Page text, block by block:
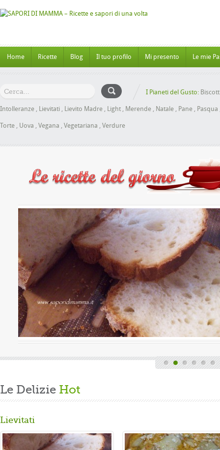
Home Ricette Blog Il tuo profilo Mi presento Le mie
I Pianeti del Gusto:
Intolleranze , Lievitati , Lievito Madre , Light , Merende , Natale , Pane , Pasqua
Torte , Uova , Vegana , Vegetariana , Verdure
al Miele senza
Valutazione media: (0 / 5)
quindi finita la fatica del lavoro settimanale
di casa, mi dedico alla mia grande passione.
un panbrioche salutare per la ...
Le Delizie Hot
Lievitati